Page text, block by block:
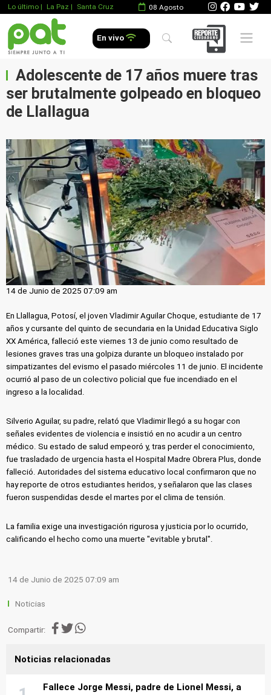
Lo último | La Paz | Santa Cruz 08 Agosto
En vivo Mobile
Adolescente de 17 años muere tras
ser brutalmente golpeado en bloqueo
de Llallagua
14 de Junio de 2025 07:09 am
En Llallagua, Potosí, el joven Vladimir Aguilar Choque, estudiante de 17
años y cursante del quinto de secundaria en la Unidad Educativa Siglo
XX América, falleció este viernes 13 de junio como resultado de
lesiones graves tras una golpiza durante un bloqueo instalado por
simpatizantes del evismo el pasado miércoles 11 de junio. El incidente
ocurrió al paso de un colectivo policial que fue incendiado en el
ingreso a la localidad.
Silverio Aguilar, su padre, relató que Vladimir llegó a su hogar con
señales evidentes de violencia e insistió en no acudir a un centro
médico. Su estado de salud empeoró y, tras perder el conocimiento,
fue trasladado de urgencia hasta el Hospital Madre Obrera Plus, donde
falleció. Autoridades del sistema educativo local confirmaron que no
hay reporte de otros estudiantes heridos, y señalaron que las clases
fueron suspendidas desde el martes por el clima de tensión.
La familia exige una investigación rigurosa y justicia por lo ocurrido,
calificando el hecho como una muerte "evitable y brutal".
14 de Junio de 2025 07:09 am
Noticias
Compartir:
Noticias relacionadas
Fallece Jorge Messi, padre de Lionel Messi, a